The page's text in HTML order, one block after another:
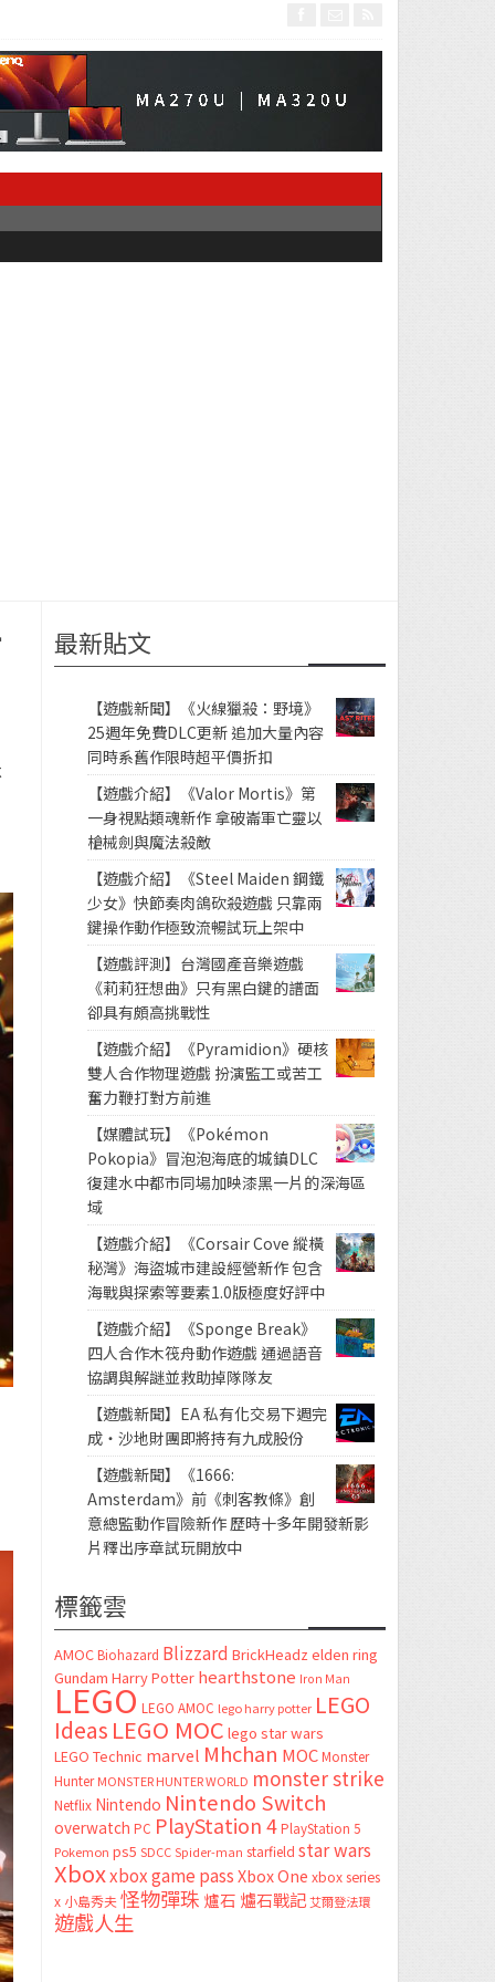
最新貼文
【遊戲新聞】《火線獵殺：野境》
25週年免費DLC更新 追加大量內容
同時系舊作限時超平價折扣
【遊戲介紹】《Valor Mortis》第
一身視點類魂新作 拿破崙軍亡靈以
槍械劍與魔法殺敵
【遊戲介紹】《Steel Maiden 鋼鐵
少女》快節奏肉鴿砍殺遊戲 只靠兩
鍵操作動作極致流暢試玩上架中
【遊戲評測】台灣國產音樂遊戲
《莉莉狂想曲》只有黑白鍵的譜面
卻具有頗高挑戰性
【遊戲介紹】《Pyramidion》硬核
雙人合作物理遊戲 扮演監工或苦工
奮力鞭打對方前進
【媒體試玩】《Pokémon
Pokopia》冒泡泡海底的城鎮DLC
復建水中都市同場加映漆黑一片的深海區
域
【遊戲介紹】《Corsair Cove 縱橫
秘灣》海盜城市建設經營新作 包含
海戰與探索等要素1.0版極度好評中
【遊戲介紹】《Sponge Break》
四人合作木筏舟動作遊戲 通過語音
協調與解謎並救助掉隊隊友
【遊戲新聞】EA 私有化交易下週完
成・沙地財團即將持有九成股份
【遊戲新聞】《1666:
Amsterdam》前《刺客教條》創
意總監動作冒險新作 歷時十多年開發新影
片釋出序章試玩開放中
標籤雲
AMOC Biohazard Blizzard BrickHeadz elden ring
Gundam Harry Potter hearthstone Iron Man
LEGO LEGO AMOC lego harry potter LEGO
Ideas LEGO MOC lego star wars
LEGO Technic marvel Mhchan MOC Monster
Hunter MONSTER HUNTER WORLD monster strike
Netflix Nintendo Nintendo Switch
overwatch PC PlayStation 4 PlayStation 5
Pokemon ps5 SDCC Spider-man starfield star wars
Xboxxbox game passXbox One xbox series
x 小島秀夫怪物彈珠 爐石 爐石戰記艾爾登法環
遊戲人生